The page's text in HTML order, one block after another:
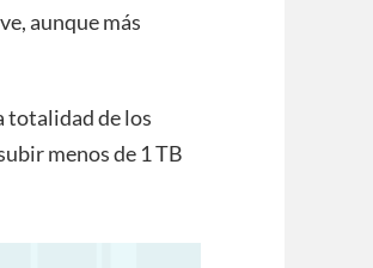
aunque más
totalidad de los
menos de 1 TB